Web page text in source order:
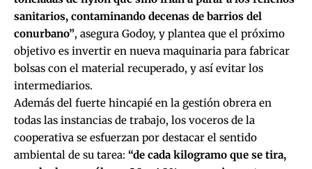
sanitarios, contaminando decenas de barrios del
conurbano”, asegura Godoy, y plantea que el próximo
objetivo es invertir en nueva maquinaria para fabricar
bolsas con el material recuperado, y así evitar los
intermediarios.
Además del fuerte hincapié en la gestión obrera en
todas las instancias de trabajo, los voceros de la
cooperativa se esfuerzan por destacar el sentido
ambiental de su tarea: “de cada kilogramo que se tira,